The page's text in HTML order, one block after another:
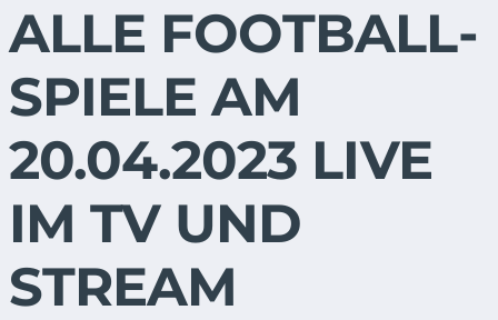
ALLE FOOTBALL-
SPIELE AM
20.04.2023 LIVE
IM TV UND
STREAM